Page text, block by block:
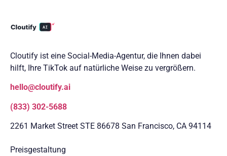
Cloutify ist eine Social-Media-Agentur, die Ihnen dabei
hilft, Ihre TikTok auf natürliche Weise zu vergrößern.
hello@cloutify.ai
(833) 302-5688
2261 Market Street STE 86678 San Francisco, CA 94114
Preisgestaltung